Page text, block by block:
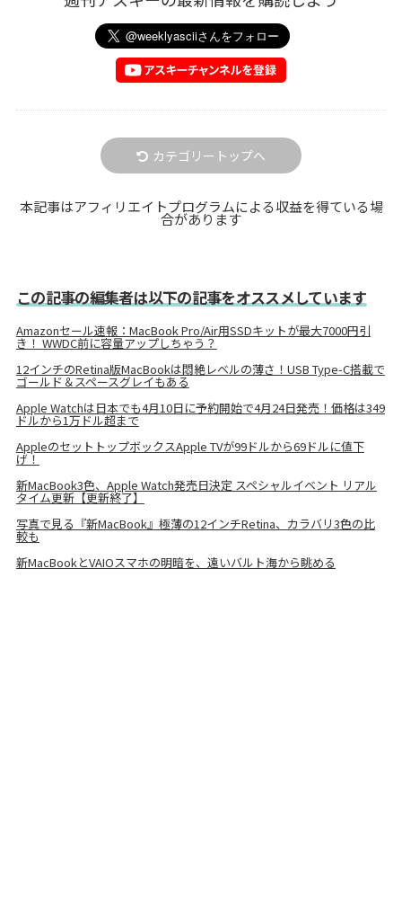
カテゴリートップへ
本記事はアフィリエイトプログラムによる収益を得ている場
合があります
この記事の編集者は以下の記事をオススメしています
Amazonセール速報：MacBook Pro/Air用SSDキットが最大7000円引
き！ WWDC前に容量アップしちゃう？
12インチのRetina版MacBookは悶絶レベルの薄さ！USB Type-C搭載で
ゴールド＆スペースグレイもある
Apple Watchは日本でも4月10日に予約開始で4月24日発売！価格は349
ドルから1万ドル超まで
AppleのセットトップボックスApple TVが99ドルから69ドルに値下
げ！
新MacBook3色、Apple Watch発売日決定 スペシャルイベント リアル
タイム更新【更新終了】
写真で見る『新MacBook』極薄の12インチRetina、カラバリ3色の比
較も
新MacBookとVAIOスマホの明暗を、遠いバルト海から眺める